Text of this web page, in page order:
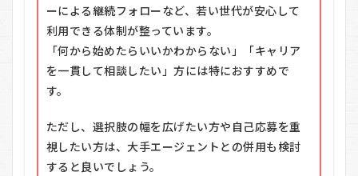
ーによる継続フォローなど、若い世代が安心して
利用できる体制が整っています。
「何から始めたらいいかわからない」「キャリア
を一貫して相談したい」方には特におすすめで
す。
ただし、選択肢の幅を広げたい方や自己応募を重
視したい方は、大手エージェントとの併用も検討
すると良いでしょう。